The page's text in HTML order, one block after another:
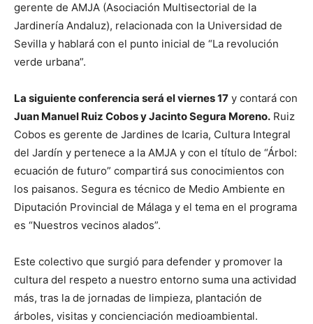
gerente de AMJA (Asociación Multisectorial de la
Jardinería Andaluz), relacionada con la Universidad de
Sevilla y hablará con el punto inicial de “La revolución
verde urbana”.
La siguiente conferencia será el viernes 17 y contará con
Juan Manuel Ruiz Cobos y Jacinto Segura Moreno. Ruiz
Cobos es gerente de Jardines de Icaria, Cultura Integral
del Jardín y pertenece a la AMJA y con el título de “Árbol:
ecuación de futuro” compartirá sus conocimientos con
los paisanos. Segura es técnico de Medio Ambiente en
Diputación Provincial de Málaga y el tema en el programa
es “Nuestros vecinos alados”.
Este colectivo que surgió para defender y promover la
cultura del respeto a nuestro entorno suma una actividad
más, tras la de jornadas de limpieza, plantación de
árboles, visitas y concienciación medioambiental.